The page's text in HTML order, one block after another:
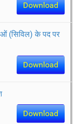
Download
(सिविल) के पद पर
Download
Download